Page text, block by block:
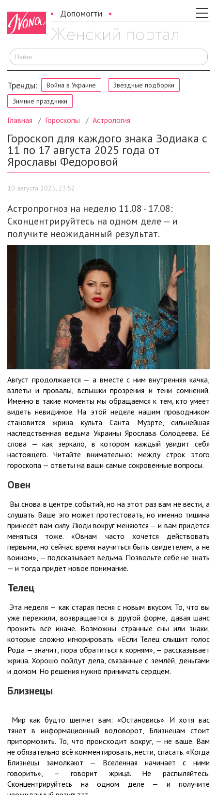
Допомогти
Тренды: Война в Украине
Звёздные подборки
Зимние праздники
Главная Гороскопы Астрология
Гороскоп для каждого знака Зодиака с
11 по 17 августа 2025 года от
Ярославы Федоровой
10 августа 2025, 23:52
Астропрогноз на неделю 11.08 - 17.08:
Сконцентрируйтесь на одном деле — и
получите неожиданный результат.
Август продолжается — а вместе с ним внутренняя качка,
взлеты и провалы, вспышки прозрения и тени сомнений.
Именно в такие моменты мы обращаемся к тем, кто умеет
видеть невидимое. На этой неделе нашим проводником
становится жрица культа Санта Муэрте, сильнейшая
наследственная ведьма Украины Ярослава Солодеева. Её
слова — как зеркало, в котором каждый увидит себя
настоящего. Читайте внимательно: между строк этого
гороскопа — ответы на ваши самые сокровенные вопросы.
Овен
Вы снова в центре событий, но на этот раз вам не вести, а
слушать. Ваше эго может протестовать, но именно тишина
принесёт вам силу. Люди вокруг меняются — и вам придётся
меняться тоже. «Овнам часто хочется действовать
первыми, но сейчас время научиться быть свидетелем, а не
воином», — подсказывает ведьма. Позвольте себе не знать
— и тогда придёт новое понимание.
Телец
Эта неделя — как старая песня с новым вкусом. То, что вы
уже пережили, возвращается в другой форме, давая шанс
прожить всё иначе. Возможны странные сны или знаки,
которые сложно игнорировать. «Если Телец слышит голос
Рода — значит, пора обратиться к корням», — рассказывает
жрица. Хорошо пойдут дела, связанные с землёй, деньгами
и домом. Но решения нужно принимать сердцем.
Близнецы
Мир как будто шепчет вам: «Остановись». И хотя вас
тянет в информационный водоворот, Близнецам стоит
притормозить. То, что происходит вокруг, — не ваше. Вам
не обязательно всё комментировать, нести, спасать. «Когда
Близнецы замолкают — Вселенная начинает с ними
говорить», — говорит жрица. Не распыляйтесь.
Сконцентрируйтесь на одном деле — и получите